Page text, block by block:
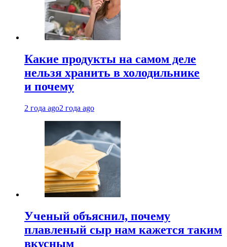
Какие продукты на самом деле
нельзя хранить в холодильнике
и почему
2 года ago2 года ago
Ученый объяснил, почему
плавленый сыр нам кажется таким
вкусным